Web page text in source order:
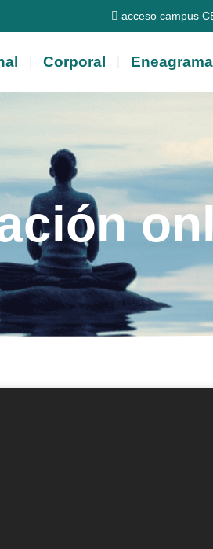
acceso campus
Corporal Eneagrama